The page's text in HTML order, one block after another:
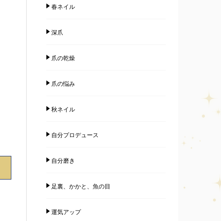
春ネイル
深爪
爪の乾燥
爪の悩み
秋ネイル
自分プロデュース
自分磨き
足裏、かかと、魚の目
運気アップ